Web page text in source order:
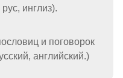
инглиз).
и поговорок
английский.)